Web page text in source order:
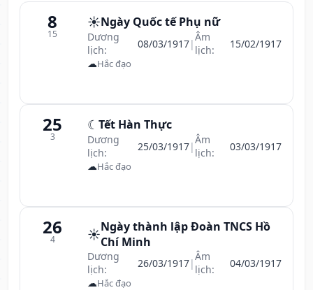
8
15
☀️Ngày Quốc tế Phụ nữ
Dương
lịch:
08/03/1917|Âm
lịch:
15/02/1917
☁Hắc đạo
25
3
☾ Tết Hàn Thực
Dương
lịch:
25/03/1917|Âm
lịch:
03/03/1917
☁Hắc đạo
26
4 ☀️Ngày thành lập Đoàn TNCS Hồ
Chí Minh
Dương
lịch:
26/03/1917|Âm
lịch:
04/03/1917
☁Hắc đạo